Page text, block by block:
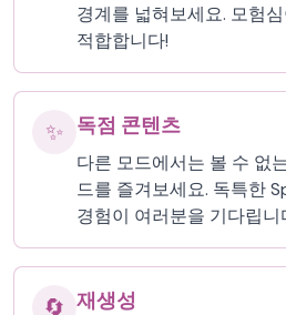
경계를 넓혀보세요. 모험
적합합니다!
✨ 독점 콘텐츠
다른 모드에서는 볼 수 없
드를 즐겨보세요. 독특한
경험이 여러분을 기다립니
🔄 재생성